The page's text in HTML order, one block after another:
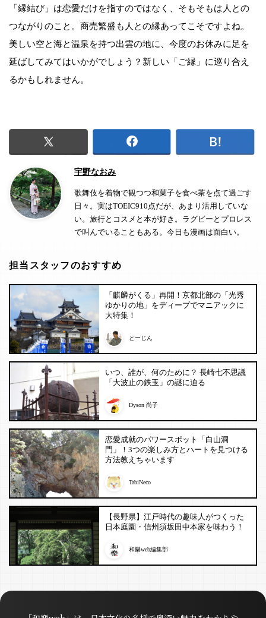
「縁結び」は恋愛だけを指すのではなく、そもそもは人との
つながりのこと。商売繁盛も人との縁あってこそですよね。
美しい空と海と温泉を持つ出雲の地に、今度のお休みに足を
延ばしてみてはいかがでしょう？新しい「ご縁」に巡り合え
るかもしれません。
宇野なおみ
歌舞伎を着物で観つつ和菓子を食べ茶を点て過ごす
日々。実はTOEIC910点だが、あまり活用していな
い。旅行とコスメと本が好き。ラグビーとプロレス
で叫んでいることもある。今日も漫画は面白い。
担当スタッフのおすすめ
「麒麟がくる」再開！京都北部の「光秀
ゆかりの地」をディープでマニアックに
大特集！
とーじん
いつ、誰が、何のために？ 長崎七不思議
「大波止の鉄玉」の謎に迫る
Dyson 尚子
恋愛成就のパワースポット「白山洞
門」！3つの楽しみ方とハートを見つける
方法教えちゃいます
TabiNeco
【長野県】江戸時代の趣味人がつくった
日本庭園・信州須坂田中本家を味わう！
和樂web編集部